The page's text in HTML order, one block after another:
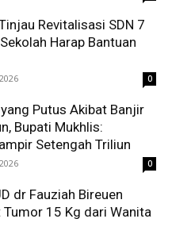
Revitalisasi SDN 7
Harap Bantuan
0
Putus Akibat Banjir
Bupati Mukhlis:
Setengah Triliun
0
dr Fauziah Bireuen
15 Kg dari Wanita